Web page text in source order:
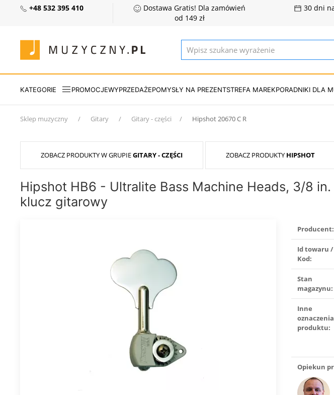
+48 532 395 410
Dostawa Gratis! Dla zamówień
od 149 zł
30 dni
KATEGORIE PROMOCJEWYPRZEDAŻEPOMYSŁY NA PREZENTSTREFA MAREKPORADNIKI DLA
Sklep muzyczny Gitary Gitary - części Hipshot 20670 C R
ZOBACZ PRODUKTY W GRUPIEGITARY - CZĘŚCI ZOBACZ PRODUKTY HIPSHOT
Hipshot HB6 - Ultralite Bass Machine Heads, 3/8
klucz gitarowy
Producent:
Id towaru /
Kod:
Stan
magazynu:
Inne
oznaczenia
produktu:
Opiekun